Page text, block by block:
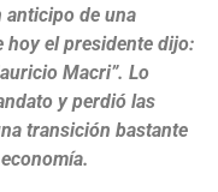
anticipo de una
hoy el presidente dijo:
Macri”. Lo
y perdió las
transición bastante